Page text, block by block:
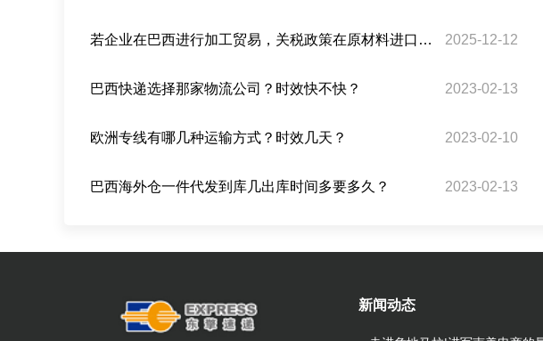
若企业在巴西进行加工贸易，关税政策在原材料进口与成品出口方面有哪些优惠政策？ 2025-12-12
巴西快递选择那家物流公司？时效快不快？ 2023-02-13
欧洲专线有哪几种运输方式？时效几天？ 2023-02-10
巴西海外仓一件代发到库几出库时间多要多久？ 2023-02-13
新闻动态